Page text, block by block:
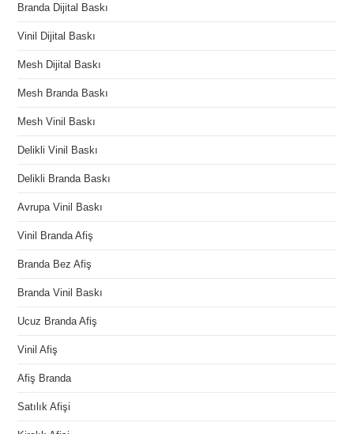
Branda Dijital Baskı
Vinil Dijital Baskı
Mesh Dijital Baskı
Mesh Branda Baskı
Mesh Vinil Baskı
Delikli Vinil Baskı
Delikli Branda Baskı
Avrupa Vinil Baskı
Vinil Branda Afiş
Branda Bez Afiş
Branda Vinil Baskı
Ucuz Branda Afiş
Vinil Afiş
Afiş Branda
Satılık Afişi